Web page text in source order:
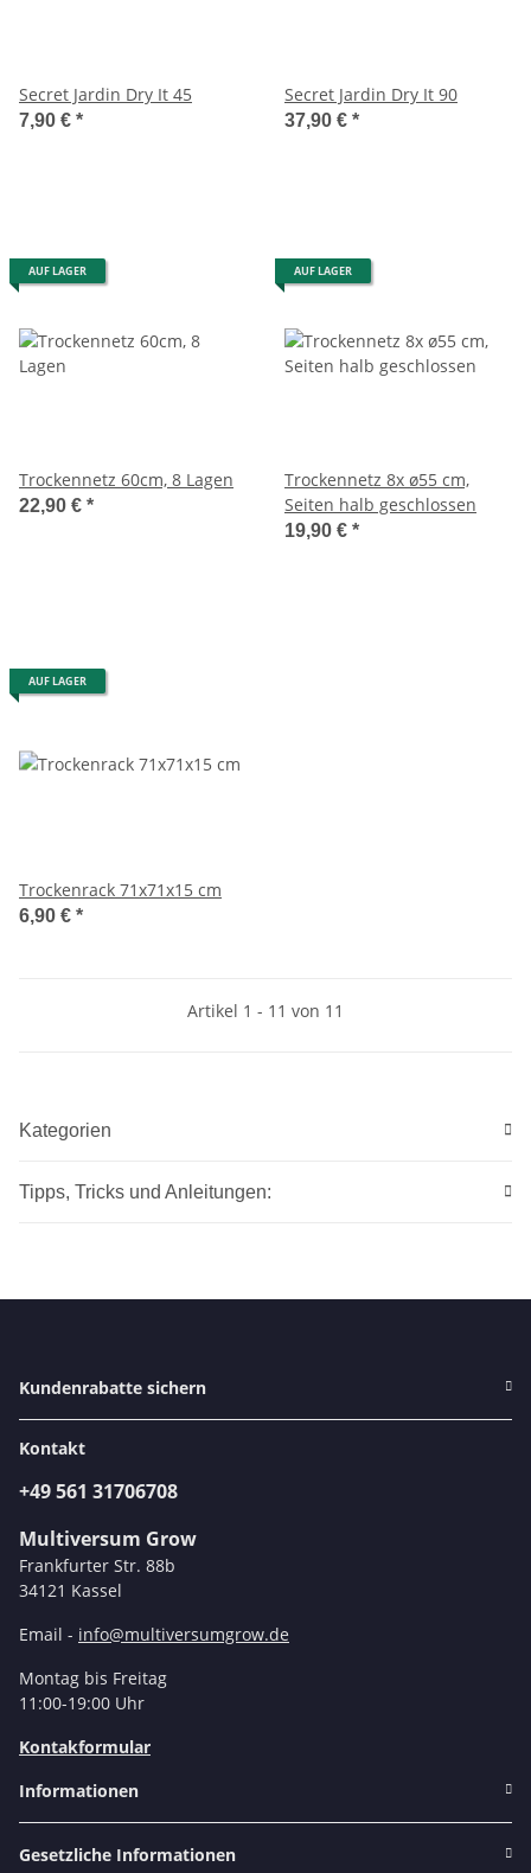
Secret Jardin Dry It 45
7,90 € *
Secret Jardin Dry It 90
37,90 € *
AUF LAGER
Trockennetz 60cm, 8 Lagen
22,90 € *
AUF LAGER
Trockennetz 8x ø55 cm,
Seiten halb geschlossen
19,90 € *
AUF LAGER
Trockenrack 71x71x15 cm
6,90 € *
Artikel 1 - 11 von 11
Kategorien
Tipps, Tricks und Anleitungen:
Kundenrabatte sichern
Kontakt
+49 561 31706708
Multiversum Grow
Frankfurter Str. 88b
34121 Kassel
Email - info@multiversumgrow.de
Montag bis Freitag
11:00-19:00 Uhr
Kontakformular
Informationen
Gesetzliche Informationen